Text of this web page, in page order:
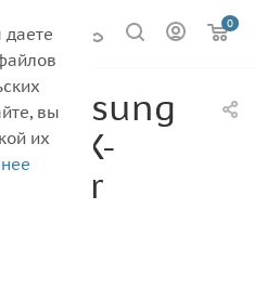
0
Samsung
SCX-
даете
вы
их